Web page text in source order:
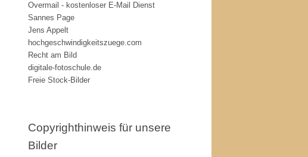
Overmail - kostenloser E-Mail Dienst
Sannes Page
Jens Appelt
hochgeschwindigkeitszuege.com
Recht am Bild
digitale-fotoschule.de
Freie Stock-Bilder
Copyrighthinweis für unsere
Bilder